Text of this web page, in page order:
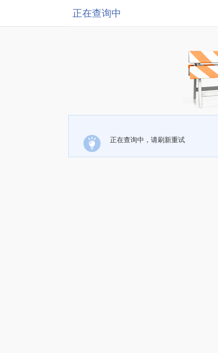
正在查询中
正在查询中，请刷新重试